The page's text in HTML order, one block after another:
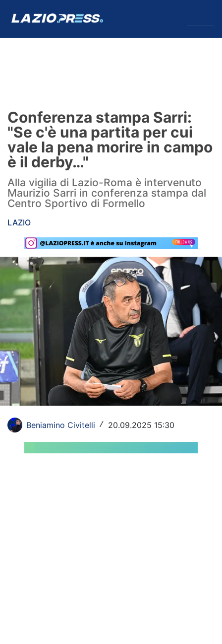
Formello
Infortuni
Primavera
Calciomercato
Rassegna Lazio
Social
Calcio
Serie A
Champions League
Europa League
Altri Sport
Formula 1
Vela
SHOP LAZIO
Conferenza stampa Sarri:
"Se c'è una partita per cui
vale la pena morire in campo
è il derby…"
Alla vigilia di Lazio-Roma è intervenuto
Maurizio Sarri in conferenza stampa dal
Centro Sportivo di Formello
LAZIO
Beniamino Civitelli / 20.09.2025 15:30